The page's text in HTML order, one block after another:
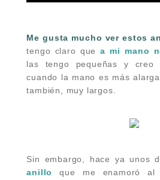
Me gusta mucho ver estos
tengo claro quea mi mano
las tengo pequeñas y creo
cuando la mano es más
también, muy largos.
Sin embargo , hace ya unos
anillo
que me enamoró al